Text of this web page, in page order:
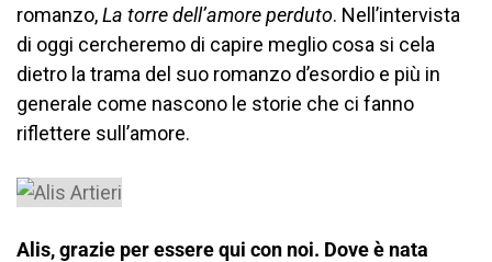
romanzo,La torre dell’amore perduto. Nell’intervista
di oggi cercheremo di capire meglio cosa si cela
dietro la trama del suo romanzo d’esordio e più in
generale come nascono le storie che ci fanno
riflettere sull’amore.
Alis, grazie per essere qui con noi. Dove è nata